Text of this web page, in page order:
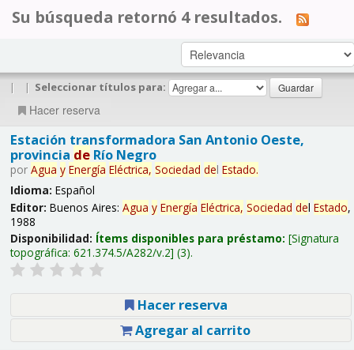
Su búsqueda retornó 4 resultados.
| | Seleccionar títulos para:
Hacer reserva
Estación transformadora San Antonio Oeste,
provincia deRío Negro
por Agua y Energía Eléctrica, Sociedad del Estado.
Idioma: Español
Editor: Buenos Aires: Agua y Energía Eléctrica, Sociedad del Estado,
1988
Disponibilidad: Ítems disponibles para préstamo: Signatura
topográfica: 621.374.5/A282/v.2 (3).
Hacer reserva
Agregar al carrito